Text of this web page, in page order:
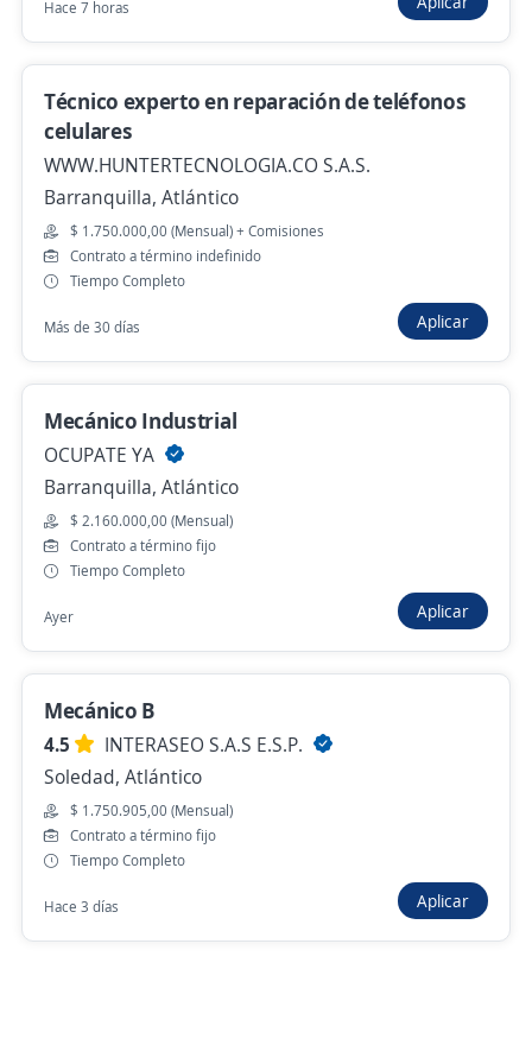
Ingresar
Departamento
Ofertas de trabajo de llantero en Atlántico Relevancia
Llantero
Importante empresa del sector
Barranquilla, Atlántico
Hace 4 días
Avísame
Buscar es más fácil en la app
Abrir
Hace 7 horas
Técnico experto en reparación de teléfonos
celulares
WWW.HUNTERTECNOLOGIA.CO S.A.S.
Barranquilla, Atlántico
$ 1.750.000,00 (Mensual) + Comisiones
Contrato a término indefinido
Tiempo Completo
Más de 30 días Aplicar
Mecánico Industrial
OCUPATE YA
Barranquilla, Atlántico
$ 2.160.000,00 (Mensual)
Contrato a término fijo
Tiempo Completo
Ayer Aplicar
Mecánico B
4.5
INTERASEO S.A.S E.S.P.
Soledad, Atlántico
$ 1.750.905,00 (Mensual)
Contrato a término fijo
Tiempo Completo
Hace 3 días Aplicar